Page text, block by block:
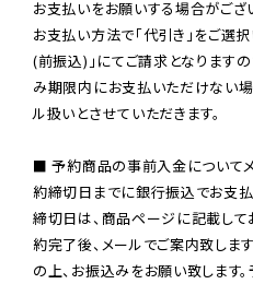
お支払いをお願いする場合がござ
お支払い方法で「代引き」をご選
(前振込)」にてご請求となります
み期限内にお支払いただけない
ル扱いとさせていただきます。
■ 予約商品の事前入金について
約締切日までに銀行振込でお支
締切日は、商品ページに記載して
約完了後、メールでご案内致しま
の上、お振込みをお願い致します